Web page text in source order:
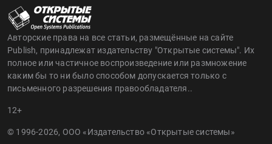
Авторские права на все статьи, размещённые на сайте
Publish, принадлежат издательству "Открытые системы". Их
полное или частичное воспроизведение или размножение
каким бы то ни было способом допускается только с
письменного разрешения правообладателя..
12+
© 1996-2026, ООО «Издательство «Открытые системы»